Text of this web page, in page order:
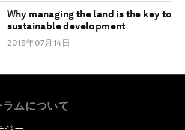
Why managing the land is the key to
sustainable development
2015年07月14日
ムについて